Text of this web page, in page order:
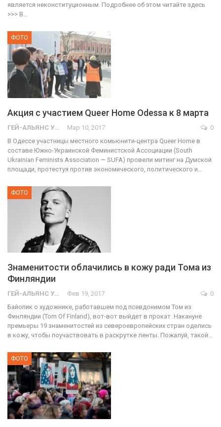
является неконституционным. Подробнее об этом читайте здесь
>>> В…
ФОТО
Акция с участием Queer Home Odessa к 8 марта
ГЕЙ-АЛЬЯНС УКРАИНА Мар 10, 2017
0
В Одессе участницы местного комьюнити-центра Queer Home в
составе Южно-Украинской Феминистской Ассоциации (South
Ukrainian Feminists Association — SUFA) провели митинг на Думской
площади, протестуя против экономического, политического и…
ФОТО
Знаменитости облачились в кожу ради Тома из
Финляндии
ГЕЙ-АЛЬЯНС УКРАИНА Фев 19, 2017
0
Байопик о художнике, работавшем под псевдонимом Том из
Финляндии (Tom Of Finland), вот-вот выйдет в прокат. Накануне
премьеры 19 знаменитостей из североевропейских стран оделись
в кожу, чтобы поучаствовать в раскрутке ленты. Пожалуй, такой…
ФОТО